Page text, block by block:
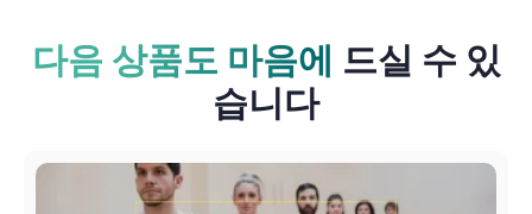
다음 상품도 마음에 드실 수 있
습니다